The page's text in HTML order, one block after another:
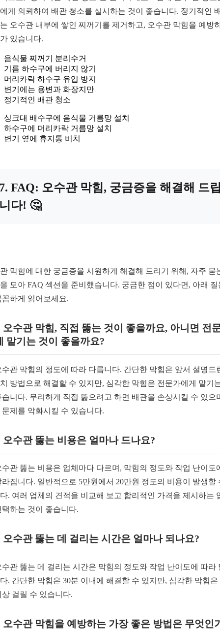
게 의뢰하여 배관 청소를 실시하는 것이 좋습니다. 정기적인
오수관 내부에 쌓인 찌꺼기를 제거하고, 오수관 막힘을 예방
있습니다.
음식물 찌꺼기 분리수거
기름 하수구에 버리지 않기
머리카락 하수구 유입 방지
변기에는 용변과 화장지만
정기적인 배관 청소
싱크대 배수구에 음식물 거름망 설치
하수구에 머리카락 거름망 설치
변기 옆에 휴지통 비치
FAQ: 오수관 막힘, 궁금증을 해결해 드
다! 🤔
막힘에 대한 궁금증을 시원하게 해결해 드리기 위해, 자주 묻
모아 FAQ 섹션을 준비했습니다. 궁금한 점이 있다면, 아래 질
꼼하게 읽어보세요.
오수관 막힘, 직접 뚫는 것이 좋을까요, 아니면 전
맡기는 것이 좋을까요?
수관 막힘의 정도에 따라 다릅니다. 간단한 막힘은 앞서 설명드
방법으로 해결할 수 있지만, 심각한 막힘은 전문가에게 맡기
습니다. 무리하게 직접 뚫으려고 하면 배관을 손상시킬 수 있으
문제를 악화시킬 수 있습니다.
오수관 뚫는 비용은 얼마나 드나요?
수관 뚫는 비용은 업체마다 다르며, 막힘의 정도와 작업 난이도
라집니다. 일반적으로 5만원에서 20만원 정도의 비용이 발생할
. 여러 업체의 견적을 비교해 보고 합리적인 가격을 제시하는
택하는 것이 좋습니다.
오수관 뚫는 데 걸리는 시간은 얼마나 되나요?
수관 뚫는 데 걸리는 시간은 막힘의 정도와 작업 난이도에 따라
. 간단한 막힘은 30분 이내에 해결할 수 있지만, 심각한 막힘은
상 걸릴 수 있습니다.
오수관 막힘을 예방하는 가장 좋은 방법은 무엇인